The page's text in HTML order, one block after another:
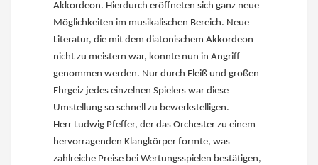
Akkordeon. Hierdurch eröffneten sich ganz neue
Möglichkeiten im musikalischen Bereich. Neue
Literatur, die mit dem diatonischem Akkordeon
nicht zu meistern war, konnte nun in Angriff
genommen werden. Nur durch Fleiß und großen
Ehrgeiz jedes einzelnen Spielers war diese
Umstellung so schnell zu bewerkstelligen.
Herr Ludwig Pfeffer, der das Orchester zu einem
hervorragenden Klangkörper formte, was
zahlreiche Preise bei Wertungsspielen bestätigen,